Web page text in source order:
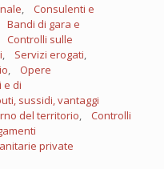
, Consulenti e
Bandi di gara e
Controlli sulle
, Servizi erogati,
, Opere
e di
sussidi, vantaggi
del territorio, Controlli
private